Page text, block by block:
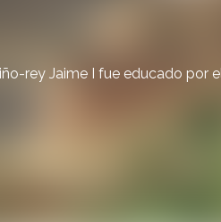
rey Jaime I fue educado por